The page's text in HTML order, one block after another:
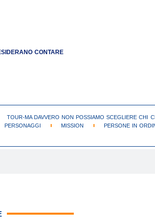
CONTARE
TOUR-MA DAVVERO NON POSSIAMO SCEGLIERE CHI
PERSONAGGI MISSION PERSONE IN